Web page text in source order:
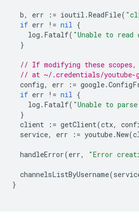
b, err := ioutil .ReadFile(
if err != nil {
log . Fatalf( "Unable to
}
// If modifying these scopes,
// at ~/.credentials/youtube-
config, err := google.
if err != nil {
log . Fatalf( "Unable to
}
client
:= getClient(ctx,
service, err := youtube.New(
handleError(err, "Error
channelsListByUsername(
}